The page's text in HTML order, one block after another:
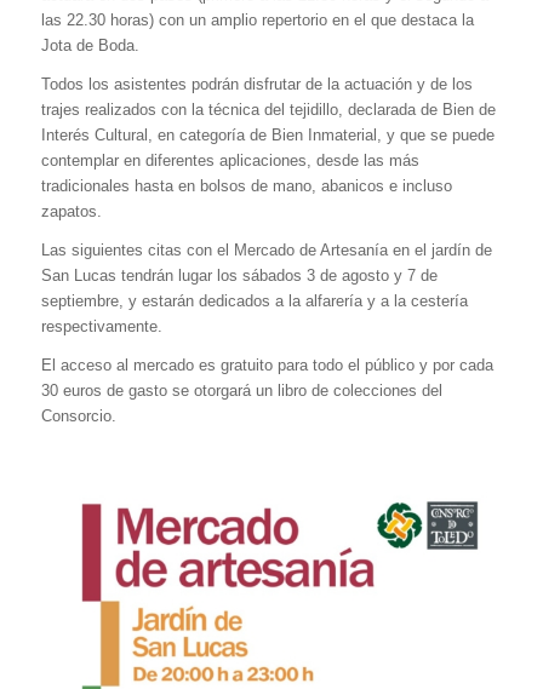
las 22.30 horas) con un amplio repertorio en el que destaca la
Jota de Boda.
Todos los asistentes podrán disfrutar de la actuación y de los
trajes realizados con la técnica del tejidillo, declarada de Bien de
Interés Cultural, en categoría de Bien Inmaterial, y que se puede
contemplar en diferentes aplicaciones, desde las más
tradicionales hasta en bolsos de mano, abanicos e incluso
zapatos.
Las siguientes citas con el Mercado de Artesanía en el jardín de
San Lucas tendrán lugar los sábados 3 de agosto y 7 de
septiembre, y estarán dedicados a la alfarería y a la cestería
respectivamente.
El acceso al mercado es gratuito para todo el público y por cada
30 euros de gasto se otorgará un libro de colecciones del
Consorcio.